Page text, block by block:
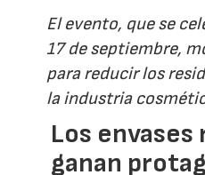
El evento, que se
17 de septiembre,
para reducir los
la industria
Los
ganan